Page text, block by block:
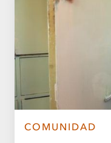
COMUNIDAD